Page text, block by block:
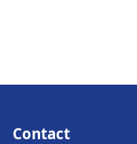
Contact